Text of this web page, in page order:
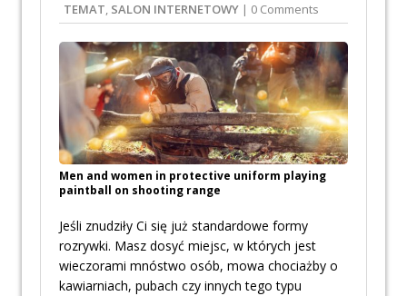
TEMAT, SALON INTERNETOWY | 0 Comments
Men and women in protective uniform playing
paintball on shooting range
Jeśli znudziły Ci się już standardowe formy
rozrywki. Masz dosyć miejsc, w których jest
wieczorami mnóstwo osób, mowa chociażby o
kawiarniach, pubach czy innych tego typu